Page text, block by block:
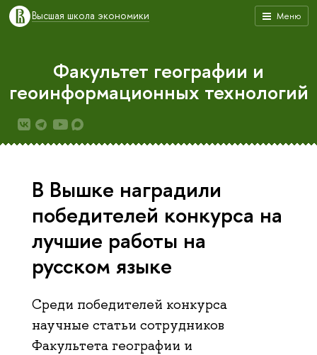
Меню
Высшая школа экономики
Факультет географии и
геоинформационных технологий
В Вышке наградили
победителей конкурса на
лучшие работы на
русском языке
Среди победителей конкурса
научные статьи сотрудников
Факультета географии и